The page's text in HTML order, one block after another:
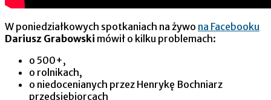
W poniedziałkowych spotkaniach na żywo na Facebooku
Dariusz Grabowski mówił o kilku problemach:
o 500+,
o rolnikach,
o niedocenianych przez Henrykę Bochniarz
przedsiębiorcach